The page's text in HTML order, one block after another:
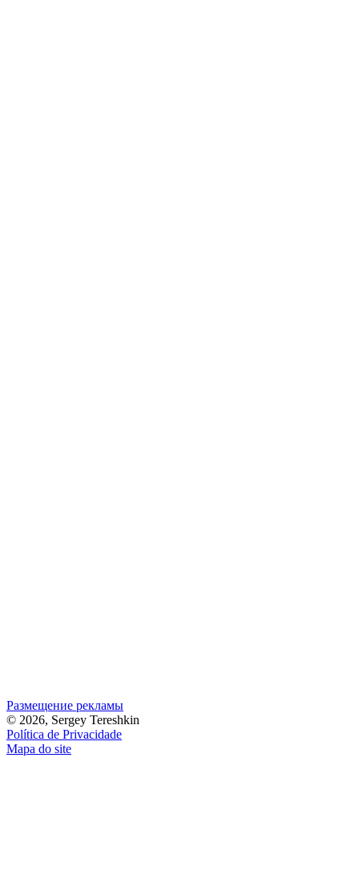
Размещение рекламы
© 2026, Sergey Tereshkin
Política de Privacidade
Mapa do site